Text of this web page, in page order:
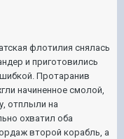
флотилия снялась
и приготовились
Протаранив
начиненное смолой,
отплыли на
охватил оба
второй корабль, а